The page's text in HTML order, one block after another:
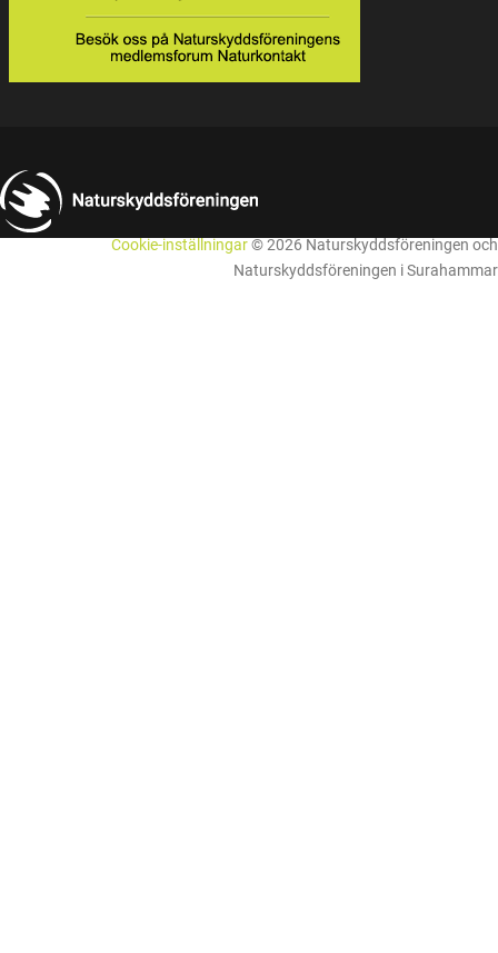
Cookie-inställningar© 2026 Naturskyddsföreningen och
Naturskyddsföreningen i Surahammar